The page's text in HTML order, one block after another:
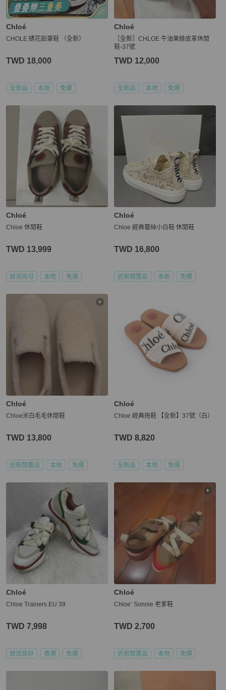
Chloé
CHOLE 綉花鉛筆鞋 （全新）
TWD 18,000
全新品 本地 免運
Chloé
［全新］CHLOE 牛油果綠皮革休閒
鞋-37號
TWD 12,000
全新品 本地 免運
Chloé
Chloe 休閒鞋
TWD 13,999
狀況尚可 本地 免運
Chloé
Chloe 經典蕾絲小白鞋 休閒鞋
TWD 16,800
近新閒置品 本地 免運
Chloé
Chloe米白毛毛休閒鞋
TWD 13,800
近新閒置品 本地 免運
Chloé
Chloe 經典拖鞋 【全新】37號（白）
TWD 8,820
全新品 本地 免運
Chloé
Chloe Trainers EU 39
TWD 7,998
狀況良好 香港 免運
Chloé
Chloe’ Sonnie 老爹鞋
TWD 2,700
近新閒置品 本地 免運